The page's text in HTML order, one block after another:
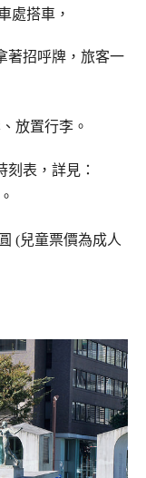
處搭車，
著招呼牌，旅客一
放置行李。
表，詳見：
。
(兒童票價為成人